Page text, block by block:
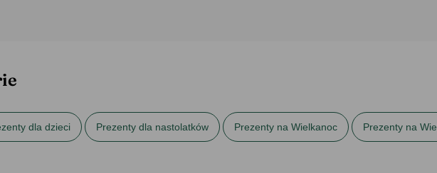
dla dzieci Prezenty dla nastolatków Prezenty na Wielkanoc Prezenty na